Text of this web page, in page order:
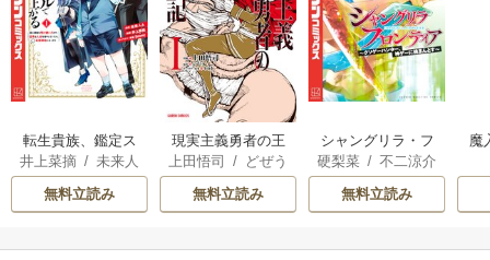
転生貴族、鑑定ス
キルで成り上がる
～弱小領地を受け
継いだので、優秀
いたら、最強領地
井上菜摘 / 未来人
/ jimmy
無料立読み
現実主義勇者の王
国再建記
上田悟司 / どぜう
/ 冬ゆき
無料立読み
シャングリラ・フ
ロンティア
硬梨菜 /不二涼介
無料立読み
魔